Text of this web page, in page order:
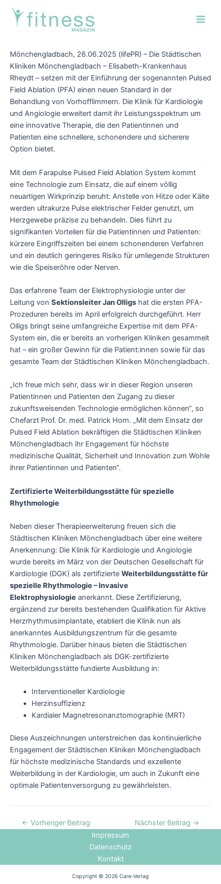
Zum
Inhalt
springen
Mönchengladbach, 26.06.2025 (lifePR) – Die Städtischen
Kliniken Mönchengladbach – Elisabeth-Krankenhaus
Rheydt – setzen mit der Einführung der sogenannten Pulsed
Field Ablation (PFA) einen neuen Standard in der
Behandlung von Vorhofflimmern. Die Klinik für Kardiologie
und Angiologie erweitert damit ihr Leistungsspektrum um
eine innovative Therapie, die den Patientinnen und
Patienten eine schnellere, schonendere und sicherere
Option bietet.
Mit dem Farapulse Pulsed Field Ablation System kommt
eine Technologie zum Einsatz, die auf einem völlig
neuartigen Wirkprinzip beruht: Anstelle von Hitze oder Kälte
werden ultrakurze Pulse elektrischer Felder genutzt, um
Herzgewebe präzise zu behandeln. Dies führt zu
signifikanten Vorteilen für die Patientinnen und Patienten:
kürzere Eingriffszeiten bei einem schonenderen Verfahren
und ein deutlich geringeres Risiko für umliegende Strukturen
wie die Speiseröhre oder Nerven.
Das erfahrene Team der Elektrophysiologie unter der
Leitung von Sektionsleiter Jan Olligs hat die ersten PFA-
Prozeduren bereits im April erfolgreich durchgeführt. Herr
Olligs bringt seine umfangreiche Expertise mit dem PFA-
System ein, die er bereits an vorherigen Kliniken gesammelt
hat – ein großer Gewinn für die Patient:innen sowie für das
gesamte Team der Städtischen Kliniken Mönchengladbach.
„Ich freue mich sehr, dass wir in dieser Region unseren
Patientinnen und Patienten den Zugang zu dieser
zukunftsweisenden Technologie ermöglichen können“, so
Chefarzt Prof. Dr. med. Patrick Horn. „Mit dem Einsatz der
Pulsed Field Ablation bekräftigen die Städtischen Kliniken
Mönchengladbach ihr Engagement für höchste
medizinische Qualität, Sicherheit und Innovation zum Wohle
ihrer Patientinnen und Patienten“.
Zertifizierte Weiterbildungsstätte für spezielle
Rhythmologie
Neben dieser Therapieerweiterung freuen sich die
Städtischen Kliniken Mönchengladbach über eine weitere
Anerkennung: Die Klinik für Kardiologie und Angiologie
wurde bereits im März von der Deutschen Gesellschaft für
Kardiologie (DGK) als zertifizierte Weiterbildungsstätte für
spezielle Rhythmologie – Invasive
Elektrophysiologie anerkannt. Diese Zertifizierung,
ergänzend zur bereits bestehenden Qualifikation für Aktive
Herzrhythmusimplantate, etabliert die Klinik nun als
anerkanntes Ausbildungszentrum für die gesamte
Rhythmologie. Darüber hinaus bieten die Städtischen
Kliniken Mönchengladbach als DGK-zertifizierte
Weiterbildungsstätte fundierte Ausbildung in:
Interventioneller Kardiologie
Herzinsuffizienz
Kardialer Magnetresonanztomographie (MRT)
Diese Auszeichnungen unterstreichen das kontinuierliche
Engagement der Städtischen Kliniken Mönchengladbach
für höchste medizinische Standards und exzellente
Weiterbildung in der Kardiologie, um auch in Zukunft eine
optimale Patientenversorgung zu gewährleisten.
Post
navigation
← Vorheriger Beitrag Nächster Beitrag →
Impressum
Datenschutz
Kontakt
Copyright © 2026 Care-Verlag